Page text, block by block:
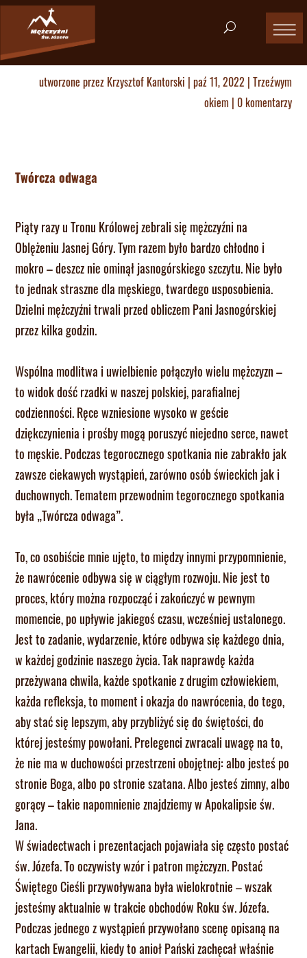
utworzone przez Krzysztof Kantorski | paź 11, 2022 | Trzeźwym
okiem | 0 komentarzy
Twórcza odwaga
Piąty razy u Tronu Królowej zebrali się mężczyźni na
Oblężeniu Jasnej Góry. Tym razem było bardzo chłodno i
mokro – deszcz nie ominął jasnogórskiego szczytu. Nie było
to jednak straszne dla męskiego, twardego usposobienia.
Dzielni mężczyźni trwali przed obliczem Pani Jasnogórskiej
przez kilka godzin.
Wspólna modlitwa i uwielbienie połączyło wielu mężczyzn –
to widok dość rzadki w naszej polskiej, parafialnej
codzienności. Ręce wzniesione wysoko w geście
dziękczynienia i prośby mogą poruszyć niejedno serce, nawet
to męskie. Podczas tegorocznego spotkania nie zabrakło jak
zawsze ciekawych wystąpień, zarówno osób świeckich jak i
duchownych. Tematem przewodnim tegorocznego spotkania
była „Twórcza odwaga”.
To, co osobiście mnie ujęto, to między innymi przypomnienie,
że nawrócenie odbywa się w ciągłym rozwoju. Nie jest to
proces, który można rozpocząć i zakończyć w pewnym
momencie, po upływie jakiegoś czasu, wcześniej ustalonego.
Jest to zadanie, wydarzenie, które odbywa się każdego dnia,
w każdej godzinie naszego życia. Tak naprawdę każda
przeżywana chwila, każde spotkanie z drugim człowiekiem,
każda refleksja, to moment i okazja do nawrócenia, do tego,
aby stać się lepszym, aby przybliżyć się do świętości, do
której jesteśmy powołani. Prelegenci zwracali uwagę na to,
że nie ma w duchowości przestrzeni obojętnej: albo jesteś po
stronie Boga, albo po stronie szatana. Albo jesteś zimny, albo
gorący – takie napomnienie znajdziemy w Apokalipsie św.
Jana.
W świadectwach i prezentacjach pojawiała się często postać
św. Józefa. To oczywisty wzór i patron mężczyzn. Postać
Świętego Cieśli przywoływana była wielokrotnie – wszak
jesteśmy aktualnie w trakcie obchodów Roku św. Józefa.
Podczas jednego z wystąpień przywołano scenę opisaną na
kartach Ewangelii, kiedy to anioł Pański zachęcał właśnie